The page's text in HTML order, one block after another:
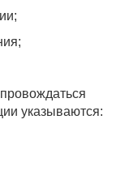
указываются: